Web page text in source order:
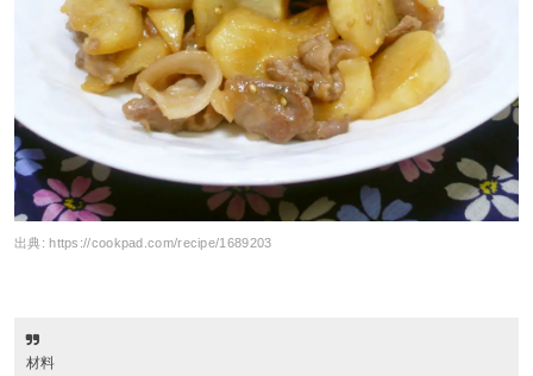
出典: https://cookpad.com/recipe/1689203
材料